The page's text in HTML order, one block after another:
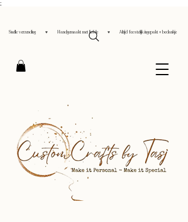
;
Snelle verzending ♥ Handgemaakt met liefde ♥ Altijd feestelijk ingepakt + bedankje